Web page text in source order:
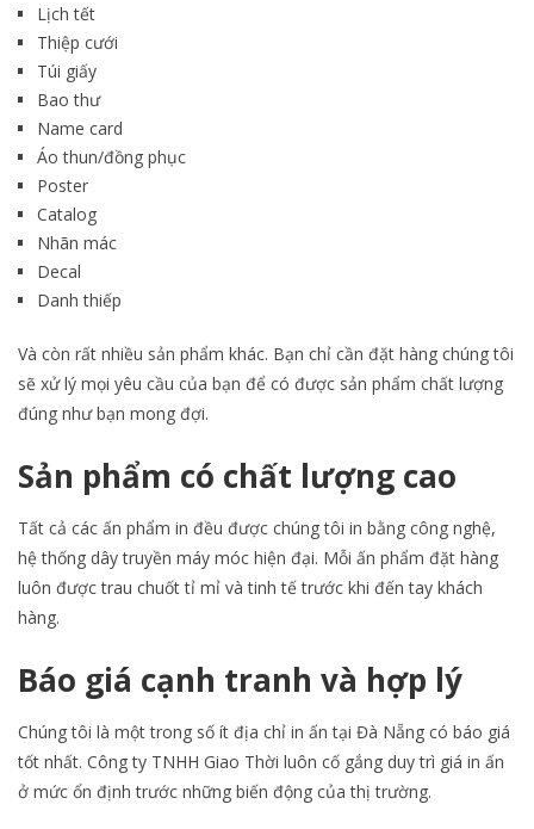
Lịch tết
Thiệp cưới
Túi giấy
Bao thư
Name card
Áo thun/đồng phục
Poster
Catalog
Nhãn mác
Decal
Danh thiếp
Và còn rất nhiều sản phẩm khác. Bạn chỉ cần đặt hàng chúng tôi
sẽ xử lý mọi yêu cầu của bạn để có được sản phẩm chất lượng
đúng như bạn mong đợi.
Sản phẩm có chất lượng cao
Tất cả các ấn phẩm in đều được chúng tôi in bằng công nghệ,
hệ thống dây truyền máy móc hiện đại. Mỗi ấn phẩm đặt hàng
luôn được trau chuốt tỉ mỉ và tinh tế trước khi đến tay khách
hàng.
Báo giá cạnh tranh và hợp lý
Chúng tôi là một trong số ít địa chỉ in ấn tại Đà Nẵng có báo giá
tốt nhất. Công ty TNHH Giao Thời luôn cố gắng duy trì giá in ấn
ở mức ổn định trước những biến động của thị trường.